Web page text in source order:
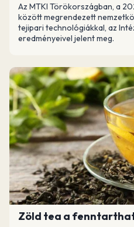
Az MTKI Törökországban, a
között megrendezett
tejipari technológiákkal, az
eredményeivel jelent meg.
Zöld tea a